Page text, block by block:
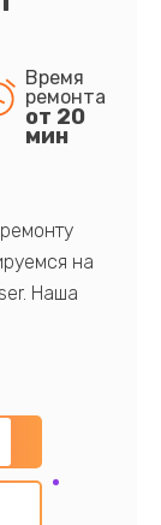
Время
ремонта
от 20
мин
на
Наша
и
ремонт с
а